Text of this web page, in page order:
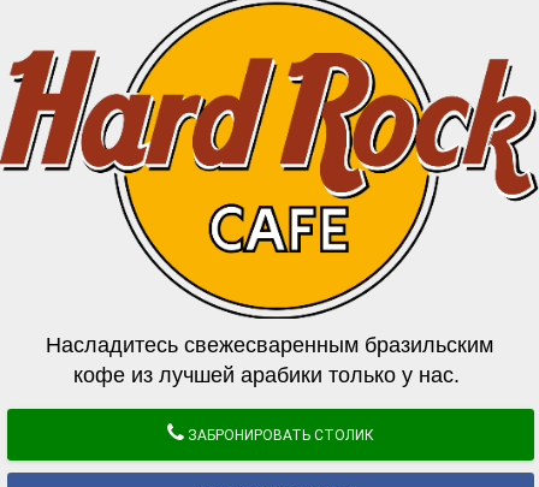
Насладитесь свежесваренным бразильским
кофе из лучшей арабики только у нас.
ЗАБРОНИРОВАТЬ СТОЛИК